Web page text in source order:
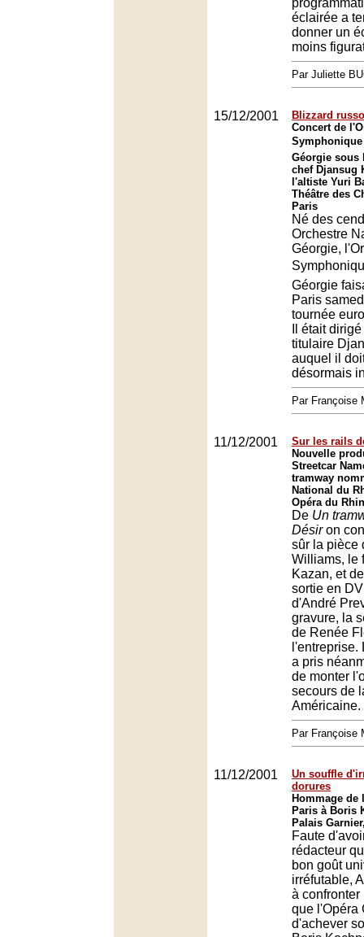
éclairée a
donner un
moins
Par Juliette
15/12/2001
Blizzard
Concert de
Symphonique
Géorgie sous
chef Djansug
l'altiste Yuri
Théâtre des
Paris
Né des
Orchestre
Géorgie,
Géorgie
Paris
tournée
Il était
titulaire
auquel il
désormais
Par Françoise
11/12/2001
Sur les rails
Nouvelle
Streetcar
tramway
National du
Opéra du
De Un
Désiron
sûr la pièce
Williams, le
Kazan, et
sortie en
d'André
gravure, la
de Renée
l'entreprise.
a pris
de monter
secours de
Américaine.
Par Françoise
11/12/2001
Un souffle
dorures
Hommage de
Paris à Boris
Palais
Faute
rédacteur
bon goût
irréfutable,
à confronter
que l'Opéra
d'achever